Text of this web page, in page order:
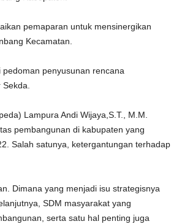
pemaparan untuk mensinergikan
Kecamatan.
penyusunan rencana
Lampura Andi Wijaya,S.T., M.M.
pembangunan di kabupaten yang
Salah satunya, ketergantungan terhadap
Dimana yang menjadi isu strategisnya
SDM masyarakat yang
serta satu hal penting juga